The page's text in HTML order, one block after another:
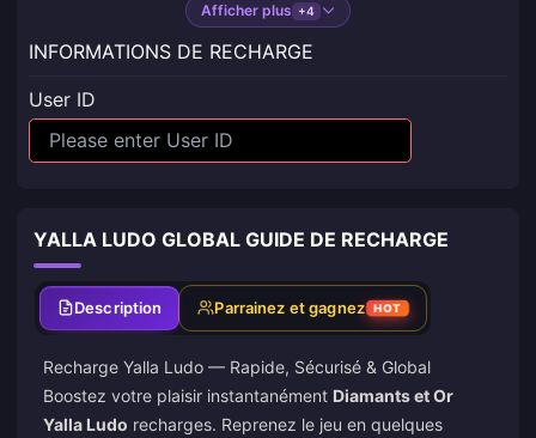
Afficher plus +4
INFORMATIONS DE RECHARGE
User ID
YALLA LUDO GLOBAL GUIDE DE RECHARGE
Description Parrainez et gagnez HOT
Recharge Yalla Ludo — Rapide, Sécurisé & Global
Boostez votre plaisir instantanément Diamants et Or
Yalla Ludo recharges. Reprenez le jeu en quelques